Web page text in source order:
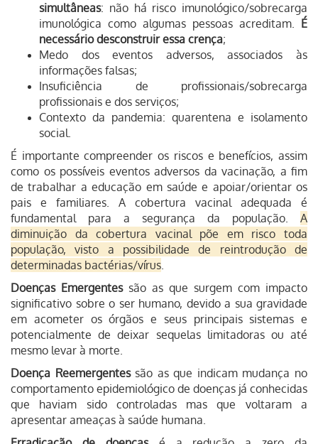
simultâneas: não há risco imunológico/sobrecarga
imunológica como algumas pessoas acreditam. É
necessário desconstruir essa crença;
Medo dos eventos adversos, associados às
informações falsas;
Insuficiência de profissionais/sobrecarga
profissionais e dos serviços;
Contexto da pandemia: quarentena e isolamento
social.
É importante compreender os riscos e benefícios, assim
como os possíveis eventos adversos da vacinação, a fim
de trabalhar a educação em saúde e apoiar/orientar os
pais e familiares. A cobertura vacinal adequada é
fundamental para a segurança da população. A
diminuição da cobertura vacinal põe em risco toda
população, visto a possibilidade de reintrodução de
determinadas bactérias/vírus.
Doenças Emergentessão as que surgem com impacto
significativo sobre o ser humano, devido a sua gravidade
em acometer os órgãos e seus principais sistemas e
potencialmente de deixar sequelas limitadoras ou até
mesmo levar à morte.
Doença Reemergentessão as que indicam mudança no
comportamento epidemiológico de doenças já conhecidas
que haviam sido controladas mas que voltaram a
apresentar ameaças à saúde humana.